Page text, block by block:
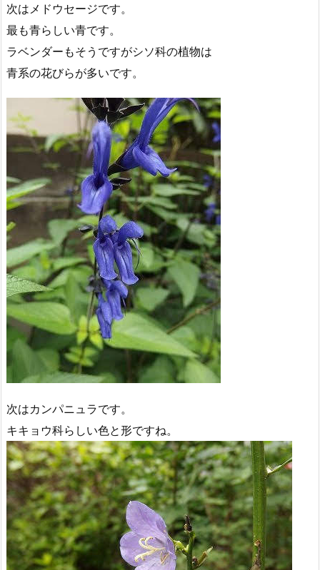
次はメドウセージです。
最も青らしい青です。
ラベンダーもそうですがシソ科の植物は
青系の花びらが多いです。
次はカンパニュラです。
キキョウ科らしい色と形ですね。